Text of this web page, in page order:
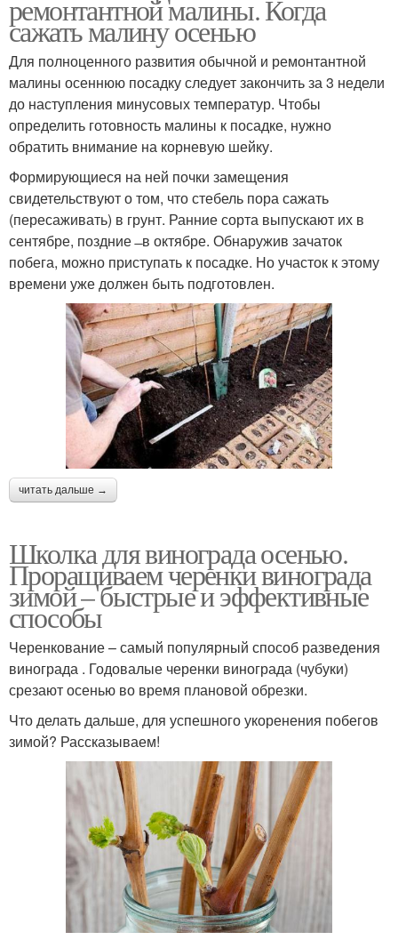
ремонтантной малины. Когда
сажать малину осенью
Для полноценного развития обычной и ремонтантной
малины осеннюю посадку следует закончить за 3 недели
до наступления минусовых температур. Чтобы
определить готовность малины к посадке, нужно
обратить внимание на корневую шейку.
Формирующиеся на ней почки замещения
свидетельствуют о том, что стебель пора сажать
(пересаживать) в грунт. Ранние сорта выпускают их в
сентябре, поздние ̶ в октябре. Обнаружив зачаток
побега, можно приступать к посадке. Но участок к этому
времени уже должен быть подготовлен.
читать дальше →
Школка для винограда осенью.
Проращиваем черенки винограда
зимой – быстрые и эффективные
способы
Черенкование – самый популярный способ разведения
винограда . Годовалые черенки винограда (чубуки)
срезают осенью во время плановой обрезки.
Что делать дальше, для успешного укоренения побегов
зимой? Рассказываем!